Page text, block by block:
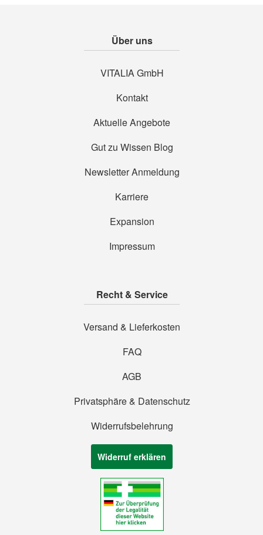
Über uns
VITALIA GmbH
Kontakt
Aktuelle Angebote
Gut zu Wissen Blog
Newsletter Anmeldung
Karriere
Expansion
Impressum
Recht & Service
Versand & Lieferkosten
FAQ
AGB
Privatsphäre & Datenschutz
Widerrufsbelehrung
Widerruf erklären